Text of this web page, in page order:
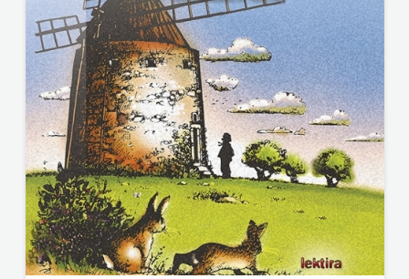
Rocky
NAKLADA
SLAP
NAKLADA
SV.ANTUNA
NAKLADA
ULIKS